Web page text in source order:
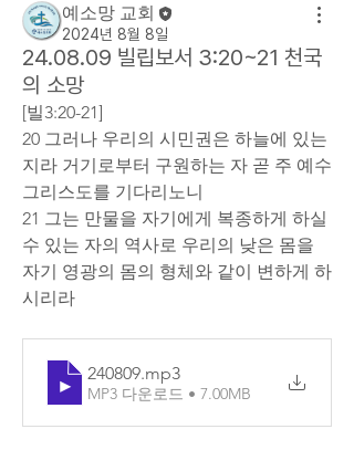
예소망 교회
2024년 8월 8일
24.08.09 빌립보서 3:20~21 천국
의 소망
[빌3:20-21]
20 그러나 우리의 시민권은 하늘에 있는
지라 거기로부터 구원하는 자 곧 주 예수
그리스도를 기다리노니
21 그는 만물을 자기에게 복종하게 하실
수 있는 자의 역사로 우리의 낮은 몸을
자기 영광의 몸의 형체와 같이 변하게 하
시리라
240809.mp3
MP3 다운로드 • 7.00MB